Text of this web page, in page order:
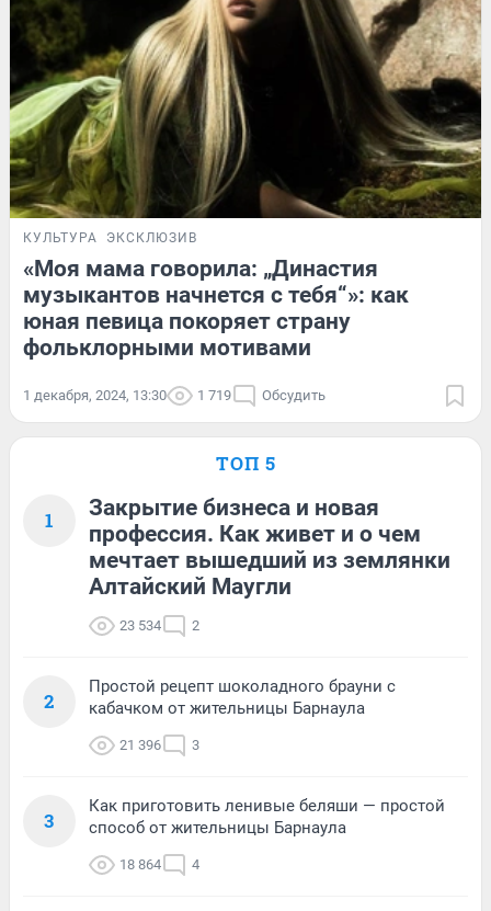
КУЛЬТУРА ЭКСКЛЮЗИВ
«Моя мама говорила: „Династия
музыкантов начнется с тебя“»: как
юная певица покоряет страну
фольклорными мотивами
1 декабря, 2024, 13:30 1 719 Обсудить
ТОП 5
1
Закрытие бизнеса и новая
профессия. Как живет и о чем
мечтает вышедший из землянки
Алтайский Маугли
23 534 2
2
Простой рецепт шоколадного брауни с
кабачком от жительницы Барнаула
21 396 3
3
Как приготовить ленивые беляши — простой
способ от жительницы Барнаула
18 864 4